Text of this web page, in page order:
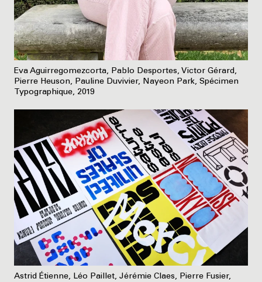
Eva Aguirregomezcorta, Pablo Desportes, Victor Gérard,
Pierre Heuson, Pauline Duvivier, Nayeon Park, Spécimen
Typographique, 2019
Astrid Étienne, Léo Paillet, Jérémie Claes, Pierre Fusier,